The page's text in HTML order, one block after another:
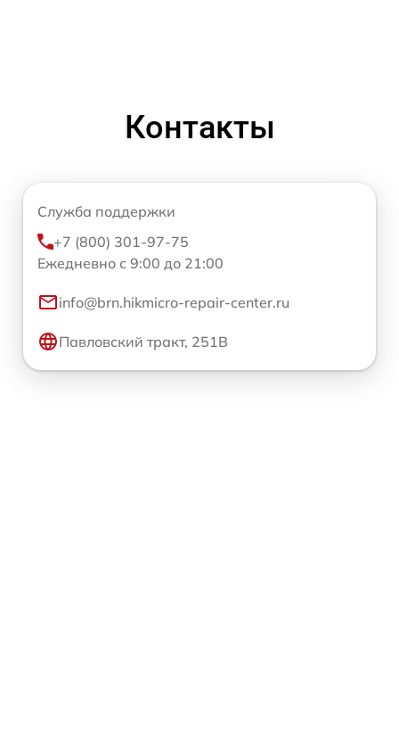
Контакты
Служба поддержки
+7 (800) 301-97-75
Ежедневно с 9:00 до 21:00
info@brn.hikmicro-repair-center.ru
Павловский тракт, 251В